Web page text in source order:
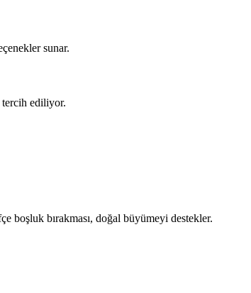
sunar.
tercih ediliyor.
boşluk bırakması, doğal büyümeyi destekler.